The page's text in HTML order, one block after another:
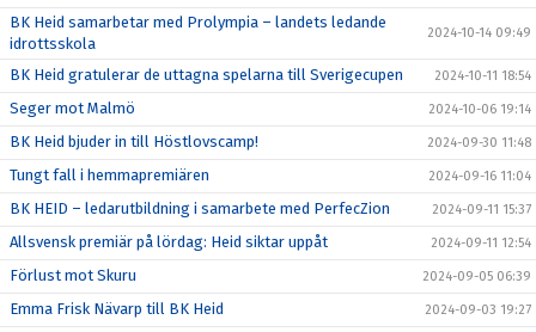
BK Heid samarbetar med Prolympia – landets ledande
idrottsskola
2024-10-14 09:49
BK Heid gratulerar de uttagna spelarna till Sverigecupen 2024-10-11 18:54
Seger mot Malmö 2024-10-06 19:14
BK Heid bjuder in till Höstlovscamp! 2024-09-30 11:48
Tungt fall i hemmapremiären 2024-09-16 11:04
BK HEID – ledarutbildning i samarbete med PerfecZion 2024-09-11 15:37
Allsvensk premiär på lördag: Heid siktar uppåt 2024-09-11 12:54
Förlust mot Skuru 2024-09-05 06:39
Emma Frisk Nävarp till BK Heid 2024-09-03 19:27